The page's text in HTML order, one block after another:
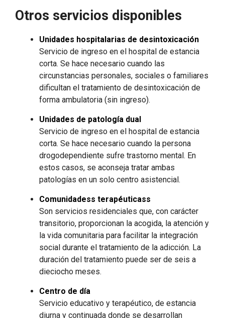
Otros servicios disponibles
Unidades hospitalarias de desintoxicación
Servicio de ingreso en el hospital de estancia
corta. Se hace necesario cuando las
circunstancias personales, sociales o familiares
dificultan el tratamiento de desintoxicación de
forma ambulatoria (sin ingreso).
Unidades de patología dual
Servicio de ingreso en el hospital de estancia
corta. Se hace necesario cuando la persona
drogodependiente sufre trastorno mental. En
estos casos, se aconseja tratar ambas
patologías en un solo centro asistencial.
Comunidadess terapéuticass
Son servicios residenciales que, con carácter
transitorio, proporcionan la acogida, la atención y
la vida comunitaria para facilitar la integración
social durante el tratamiento de la adicción. La
duración del tratamiento puede ser de seis a
dieciocho meses.
Centro de día
Servicio educativo y terapéutico, de estancia
diurna y continuada donde se desarrollan